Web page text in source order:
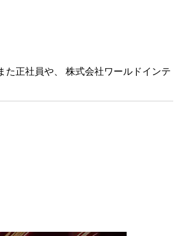
た正社員や、 株式会社ワールドインテ